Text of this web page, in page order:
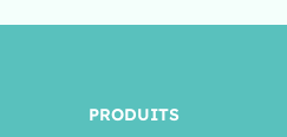
PRODUITS